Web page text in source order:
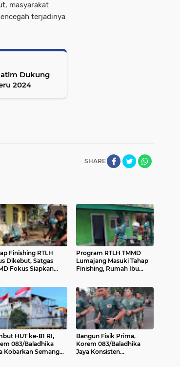
masyarakat
terjadinya
Dukung
2024
SHARE
Finishing RTLH
Dikebut, Satgas
Fokus Siapkan
Program RTLH TMMD
Lumajang Masuki Tahap
Finishing, Rumah Ibu
HUT ke-81 RI,
083/Baladhika
Kobarkan Semangat
Bangun Fisik Prima,
Korem 083/Baladhika
Jaya Konsisten